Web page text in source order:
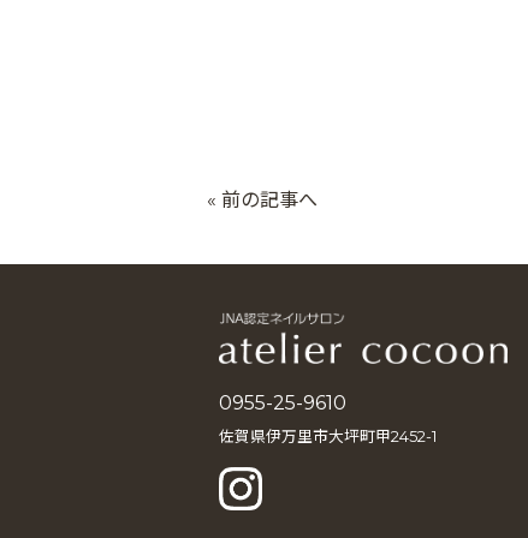
« 前の記事へ
0955-25-9610
佐賀県伊万里市大坪町甲2452-1